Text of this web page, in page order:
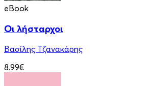
eBook
Οι λήσταρχοι
Βασίλης Τζανακάρης
8.99€